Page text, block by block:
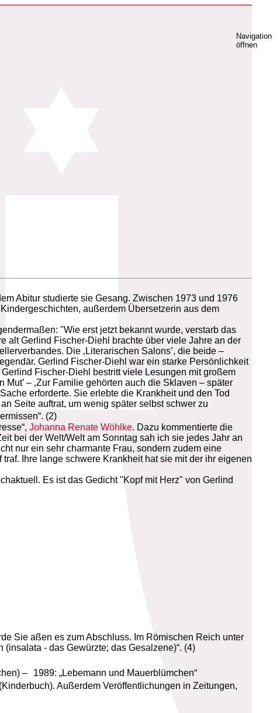
Navigation
öffnen
Abitur studierte sie Gesang. Zwischen 1973 und 1976
außerdem Übersetzerin aus dem
"Wie erst jetzt bekannt wurde, verstarb das
alt Gerlind Fischer-Diehl brachte über viele Jahre an der
Die ‚Literarischen Salons’, die beide –
Gerlind Fischer-Diehl war ein starke Persönlichkeit
Fischer-Diehl bestritt viele Lesungen mit großem
– ‚Zur Familie gehörten auch die Sklaven – später
erforderte. Sie erlebte die Krankheit und den Tod
Seite auftrat, um wenig später selbst schwer zu
(2)
Johanna Renate Wöhlke. Dazu kommentierte die
bei der Welt/Welt am Sonntag sah ich sie jedes Jahr an
nur ein sehr charmante Frau, sondern zudem eine
Ihre lange schwere Krankheit hat sie mit der ihr eigenen
Es ist das Gedicht "Kopf mit Herz" von Gerlind
Sie aßen es zum Abschluss. Im Römischen Reich unter
- das Gewürzte; das Gesalzene)“. (4)
– 1989: „Lebemann und Mauerblümchen“
Außerdem Veröffentlichungen in Zeitungen,